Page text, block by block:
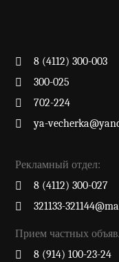
8 (4112) 300-003
300-025
702-224
ya-
Рекламный отдел:
8 (4112) 300-027
321133-
Прием частных
8 (914) 100-23-24